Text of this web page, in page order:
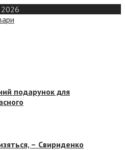
2026
подарунок для
– Свириденко